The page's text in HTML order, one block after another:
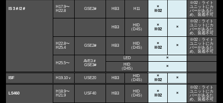
IS 3＃/2＃
H17.9〜
H22.8
GSE2# HB3 H11
×
※02
※02：ライト
ユニットにカ
バーがあるた
め、装着不可
HB3
HID
（D4S）
×
※02
×
※02：ライト
ユニットにカ
バーがあるた
め、装着不可
H22.8〜
H25.4
GSE2# HB3
HID
（D4S）
×
※02
×
※02：ライト
ユニットにカ
バーがあるた
め、装着不可
H25.5〜
AVE3＃
GSE3#
LED
×
HID
（D4S）
×
ISF H19.10ｖ USE20 HB3
HID
（D4S）
×
※02
×
LS460
H18.9〜
H21.9
USF40 HB3
HID
（D4S）
×
※02
×
※02：ライト
ユニットにカ
バーがあるた
め、装着不可